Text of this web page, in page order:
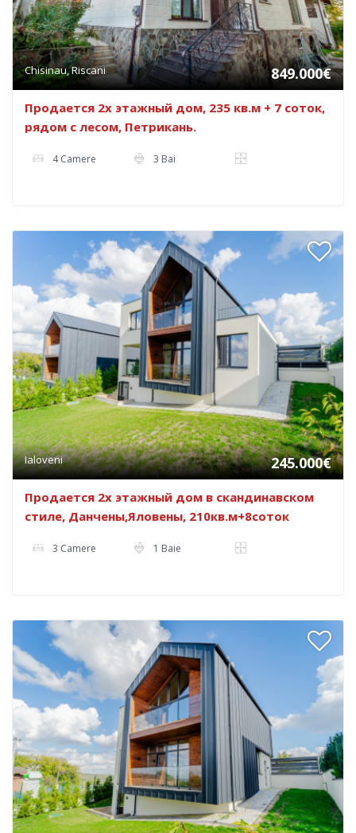
Chisinau, Riscani 849.000€
Продается 2х этажный дом, 235 кв.м + 7 соток,
рядом с лесом, Петрикань.
4 Camere 3 Bai
Ialoveni 245.000€
Продается 2х этажный дом в скандинавском
стиле, Данчены,Яловены, 210кв.м+8соток
3 Camere 1 Baie